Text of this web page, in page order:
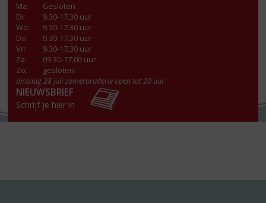
Ma:
Gesloten
Di:
9.30-17.30 uur
Wo:
9.30-17.30 uur
Do:
9.30-17.30 uur
Vr:
9.30-17.30 uur
Za:
09.30-17.00 uur
Zo:
gesloten
dinsdag 28 juli zomerbraderie open tot 20 uur
NIEUWSBRIEF
Schrijf je hier in